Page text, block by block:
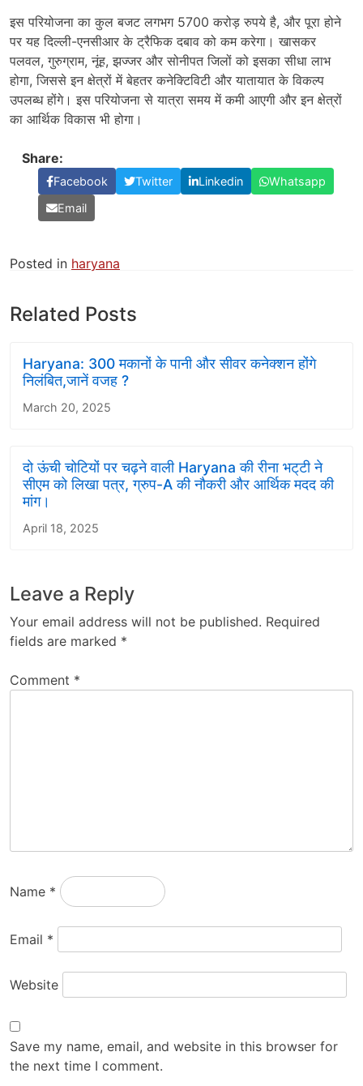
इस परियोजना का कुल बजट लगभग 5700 करोड़ रुपये है, और पूरा होने
पर यह दिल्ली-एनसीआर के ट्रैफिक दबाव को कम करेगा। खासकर
पलवल, गुरुग्राम, नूंह, झज्जर और सोनीपत जिलों को इसका सीधा लाभ
होगा, जिससे इन क्षेत्रों में बेहतर कनेक्टिविटी और यातायात के विकल्प
उपलब्ध होंगे। इस परियोजना से यात्रा समय में कमी आएगी और इन क्षेत्रों
का आर्थिक विकास भी होगा।
Share:
Facebook Twitter Linkedin
Whatsapp
Email
Posted in haryana
Related Posts
Haryana: 300 मकानों के पानी और सीवर कनेक्शन होंगे
निलंबित,जानें वजह ?
March 20, 2025
दो ऊंची चोटियों पर चढ़ने वाली Haryana की रीना भट्‌टी ने
सीएम को लिखा पत्र, ग्रुप-A की नौकरी और आर्थिक मदद की
मांग।
April 18, 2025
Leave a Reply
Your email address will not be published. Required
fields are marked *
Comment *
Name *
Email *
Website
Save my name, email, and website in this browser for
the next time I comment.